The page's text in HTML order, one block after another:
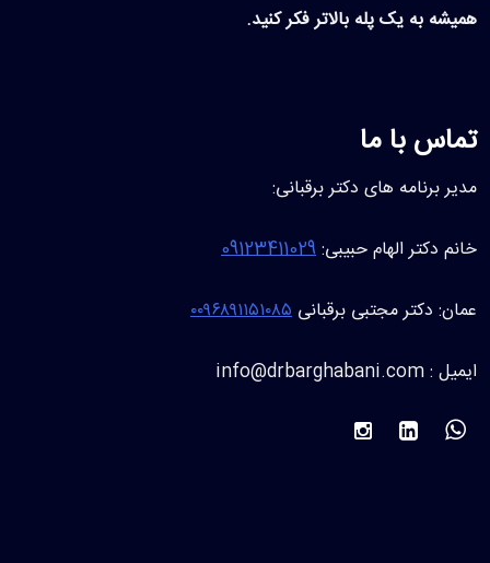
همیشه به یک پله بالاتر فکر کنید.
تماس با ما
مدیر برنامه های دکتر برقبانی:
خانم دکتر الهام حبیبی:09123411029
عمان: دکتر مجتبی برقبانی ۰۰۹۶۸۹۱۱۵۱۰۸۵
ایمیل : info@drbarghabani.com